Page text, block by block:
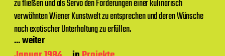
zu fließen und als Servo den Forderungen einer kulinarisch
verwöhnten Wiener Kunstwelt zu entsprechen und deren Wünsche
nach exotischer Unterhaltung zu erfüllen.
... weiter